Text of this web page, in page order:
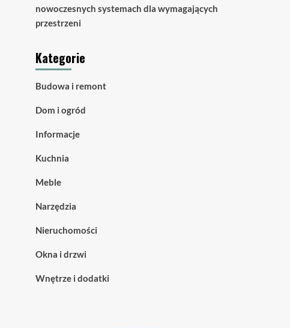
nowoczesnych systemach dla wymagających
przestrzeni
Kategorie
Budowa i remont
Dom i ogród
Informacje
Kuchnia
Meble
Narzędzia
Nieruchomości
Okna i drzwi
Wnętrze i dodatki